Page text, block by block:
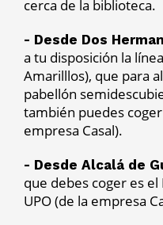
cerca de la biblioteca.
- Desde Dos
a tu disposición la
Amarilllos), que para
pabellón
también puedes
empresa Casal).
- Desde Alcalá de
que debes coger es
UPO (de la empresa